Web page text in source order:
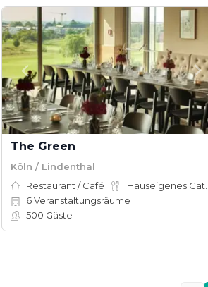
The Green
Köln / Lindenthal
Restaurant / Café
6Veranstaltungsräume
500 Gäste